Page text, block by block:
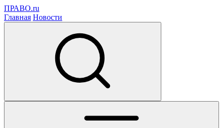
ПРАВО.ru
Главная Новости